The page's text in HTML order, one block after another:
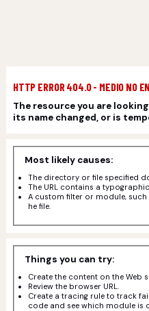
HTTP ERROR 404.0 - MEDIO NO
The resource you are
its name changed, or is
Most likely causes:
The directory or file specified
The URL contains a
A custom filter or module, such
he file.
Things you can try:
Create the content on the Web
Review the browser URL.
Create a tracing rule to track
code and see which module is